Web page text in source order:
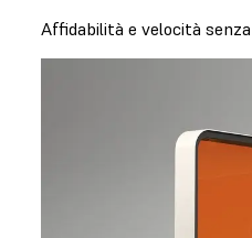
Affidabilità e velocità